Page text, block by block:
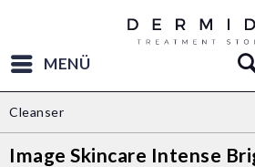
MENÜ
Cleanser
Image Skincare Intense